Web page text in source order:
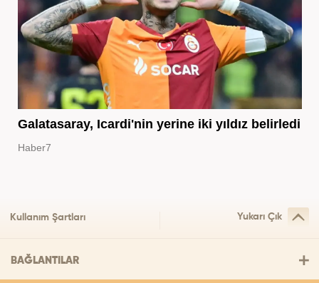
Galatasaray, Icardi'nin yerine iki yıldız belirledi
Haber7
Kullanım Şartları Yukarı Çık
BAĞLANTILAR